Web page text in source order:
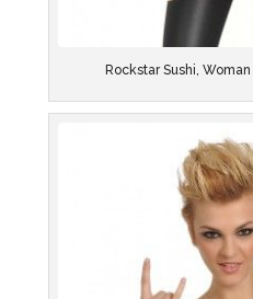
Rockstar Sushi,